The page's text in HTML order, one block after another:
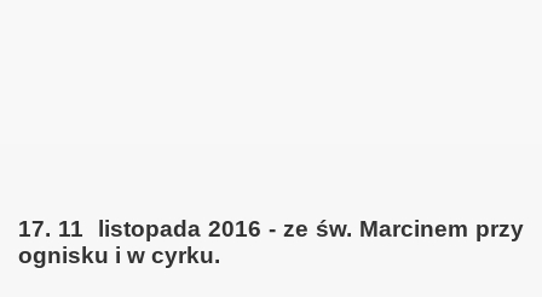
17. 11 listopada 2016 - ze św. Marcinem przy
ognisku i w cyrku.